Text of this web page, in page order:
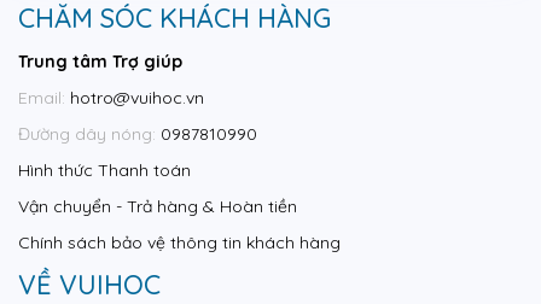
CHĂM SÓC KHÁCH HÀNG
Trung tâm Trợ giúp
Email: hotro@vuihoc.vn
Đường dây nóng: 0987810990
Hình thức Thanh toán
Vận chuyển - Trả hàng & Hoàn tiền
Chính sách bảo vệ thông tin khách hàng
VỀ VUIHOC